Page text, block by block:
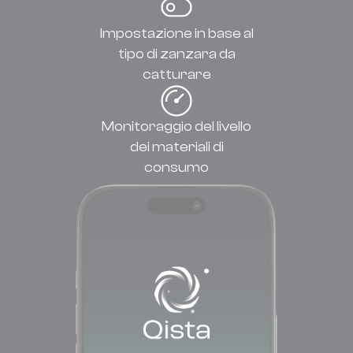
Impostazione in base al
tipo di zanzara da
catturare
Monitoraggio del livello
dei materiali di
consumo